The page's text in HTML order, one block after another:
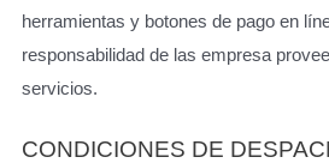
herramientas y botones de pago en
responsabilidad de las empresa
servicios.
CONDICIONES DE